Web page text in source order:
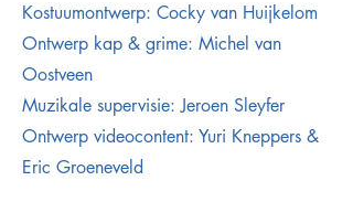
Kostuumontwerp: Cocky van Huijkelom
Ontwerp kap & grime: Michel van
Oostveen
Muzikale supervisie: Jeroen Sleyfer
Ontwerp videocontent: Yuri Kneppers &
Eric Groeneveld